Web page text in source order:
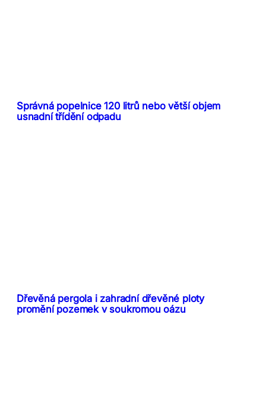
Správná popelnice 120 litrů nebo větší objem
usnadní třídění odpadu
Dřevěná pergola i zahradní dřevěné ploty
promění pozemek v soukromou oázu